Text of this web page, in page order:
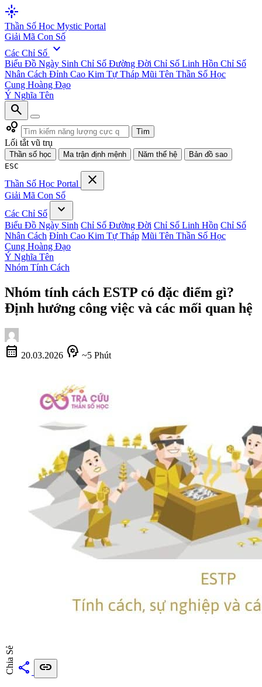
flare
Thần Số Học Mystic Portal
Giải Mã Con Số
Các Chỉ Số expand_more
Biểu Đồ Ngày Sinh Chỉ Số Đường Đời Chỉ Số Linh Hồn Chỉ Số
Nhân Cách Đỉnh Cao Kim Tự Tháp Mũi Tên Thần Số Học
Cung Hoàng Đạo
Ý Nghĩa Tên
search
bubble_chart
Tìm
Lối tắt vũ trụ
Thần số học Ma trận định mệnh Năm thế hệ
Bản đồ sao
ESC
Thần Số Học Portal close
Giải Mã Con Số
Các Chỉ Số
expand_more
Biểu Đồ Ngày Sinh Chỉ Số Đường Đời Chỉ Số Linh Hồn Chỉ Số
Nhân Cách Đỉnh Cao Kim Tự Tháp Mũi Tên Thần Số Học
Cung Hoàng Đạo
Ý Nghĩa Tên
Nhóm Tính Cách
Nhóm tính cách ESTP có đặc điểm gì?
Định hướng công việc và các mối quan hệ
calendar_month 20.03.2026 psychology ~5 Phút
Chia Sẻ share link